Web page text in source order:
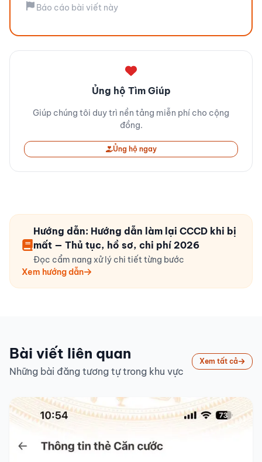
Báo cáo bài viết này
Ủng hộ Tìm Giúp
Giúp chúng tôi duy trì nền tảng miễn phí cho cộng
đồng.
Ủng hộ ngay
Hướng dẫn: Hướng dẫn làm lại CCCD khi bị
mất — Thủ tục, hồ sơ, chi phí 2026
Đọc cẩm nang xử lý chi tiết từng bước
Xem hướng dẫn
Bài viết liên quan
Những bài đăng tương tự trong khu vực
Xem tất cả